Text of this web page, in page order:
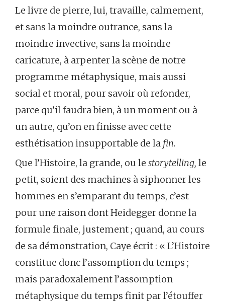
Le livre de pierre, lui, travaille, calmement,
et sans la moindre outrance, sans la
moindre invective, sans la moindre
caricature, à arpenter la scène de notre
programme métaphysique, mais aussi
social et moral, pour savoir où refonder,
parce qu’il faudra bien, à un moment ou à
un autre, qu’on en finisse avec cette
esthétisation insupportable de la fin.
Que l’Histoire, la grande, ou le storytelling, le
petit, soient des machines à siphonner les
hommes en s’emparant du temps, c’est
pour une raison dont Heidegger donne la
formule finale, justement ; quand, au cours
de sa démonstration, Caye écrit : « L’Histoire
constitue donc l’assomption du temps ;
mais paradoxalement l’assomption
métaphysique du temps finit par l’étouffer